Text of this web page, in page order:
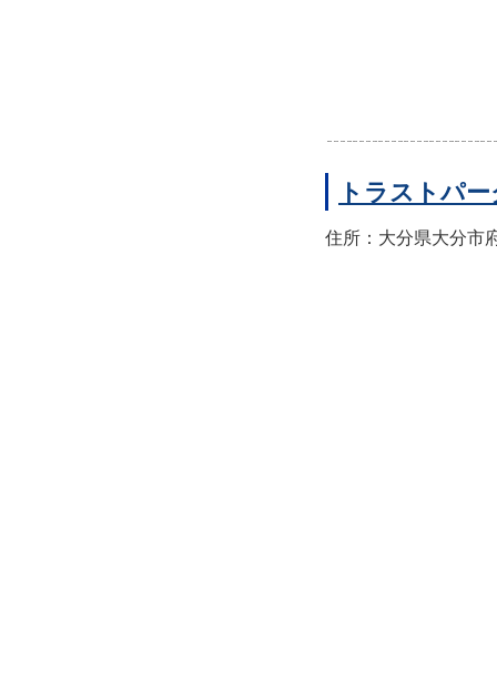
トラストパ
住所：大分県大分市